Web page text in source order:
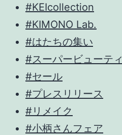
#KEIcollection
#KIMONO Lab.
#はたちの集い
#スーパービューティ
#セール
#プレスリリース
#リメイク
#小柄さんフェア